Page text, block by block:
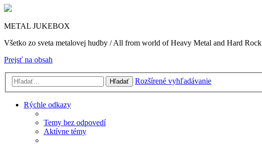
METAL JUKEBOX
Všetko zo sveta metalovej hudby / All from world of Heavy Metal and Hard Rock
Prejsť na obsah
Hľadať Rozšírené vyhľadávanie
Rýchle odkazy
Temy bez odpovedí
Aktívne témy